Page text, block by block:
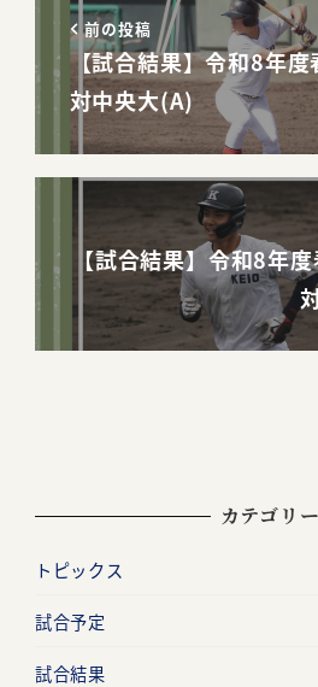
前の投稿
【試合結果】令和8年度
対中央大(A)
【試合結果】令和8年
カテゴリー
トピックス
試合予定
試合結果